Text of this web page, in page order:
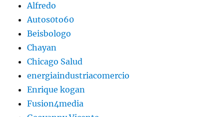
Alfredo
Autos0to60
Beisbologo
Chayan
Chicago Salud
energiaindustriacomercio
Enrique kogan
Fusion4media